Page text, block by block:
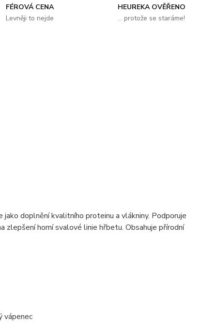
FÉROVÁ CENA
Levněji to nejde
HEUREKA OVĚŘENO
... protože se staráme!
doplnění kvalitního proteinu a vlákniny. Podporuje
zlepšení horní svalové linie hřbetu. Obsahuje přírodní
vápenec